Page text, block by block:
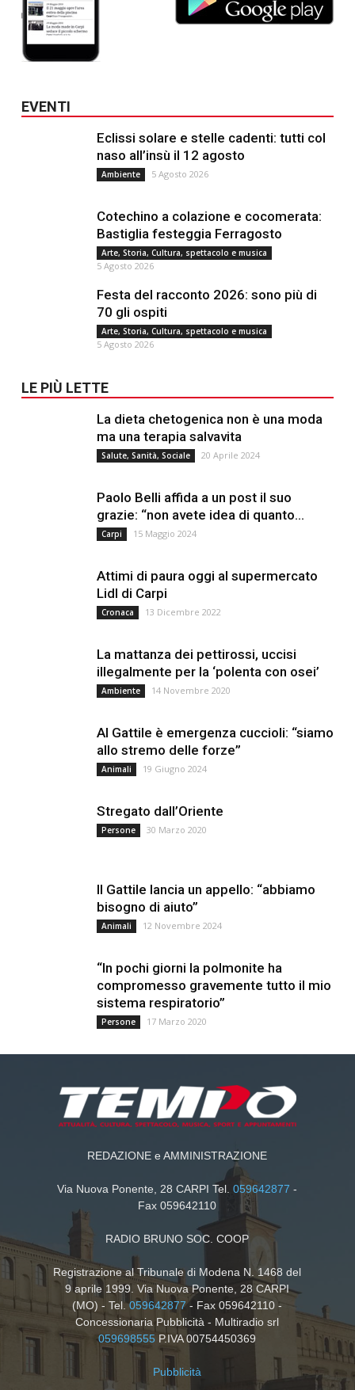
EVENTI
Eclissi solare e stelle cadenti: tutti col
naso all’insù il 12 agosto
Ambiente 5 Agosto 2026
Cotechino a colazione e cocomerata:
Bastiglia festeggia Ferragosto
Arte, Storia, Cultura, spettacolo e musica
5 Agosto 2026
Festa del racconto 2026: sono più di
70 gli ospiti
Arte, Storia, Cultura, spettacolo e musica
5 Agosto 2026
LE PIÙ LETTE
La dieta chetogenica non è una moda
ma una terapia salvavita
Salute, Sanità, Sociale 20 Aprile 2024
Paolo Belli affida a un post il suo
grazie: “non avete idea di quanto...
Carpi 15 Maggio 2024
Attimi di paura oggi al supermercato
Lidl di Carpi
Cronaca 13 Dicembre 2022
La mattanza dei pettirossi, uccisi
illegalmente per la ‘polenta con osei’
Ambiente 14 Novembre 2020
Al Gattile è emergenza cuccioli: “siamo
allo stremo delle forze”
Animali 19 Giugno 2024
Stregato dall’Oriente
Persone 30 Marzo 2020
Il Gattile lancia un appello: “abbiamo
bisogno di aiuto”
Animali 12 Novembre 2024
“In pochi giorni la polmonite ha
compromesso gravemente tutto il mio
sistema respiratorio”
Persone 17 Marzo 2020
REDAZIONE e AMMINISTRAZIONE
Via Nuova Ponente, 28 CARPI Tel.059642877 -
Fax 059642110
RADIO BRUNO SOC. COOP
Registrazione al Tribunale di Modena N. 1468 del
9 aprile 1999. Via Nuova Ponente, 28 CARPI
(MO) - Tel.059642877- Fax 059642110 -
Concessionaria Pubblicità - Multiradio srl
059698555 P.IVA 00754450369
Pubblicità